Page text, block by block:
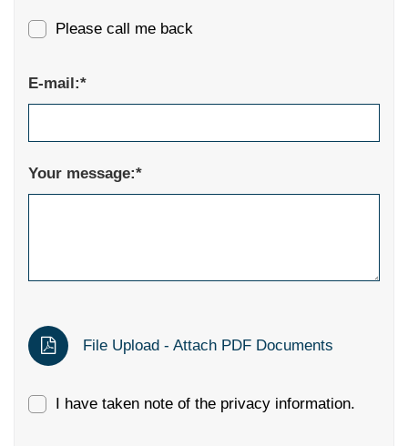
Please call me back
E-mail:*
Your message:*
File Upload - Attach PDF Documents
I have taken note of the privacy information.